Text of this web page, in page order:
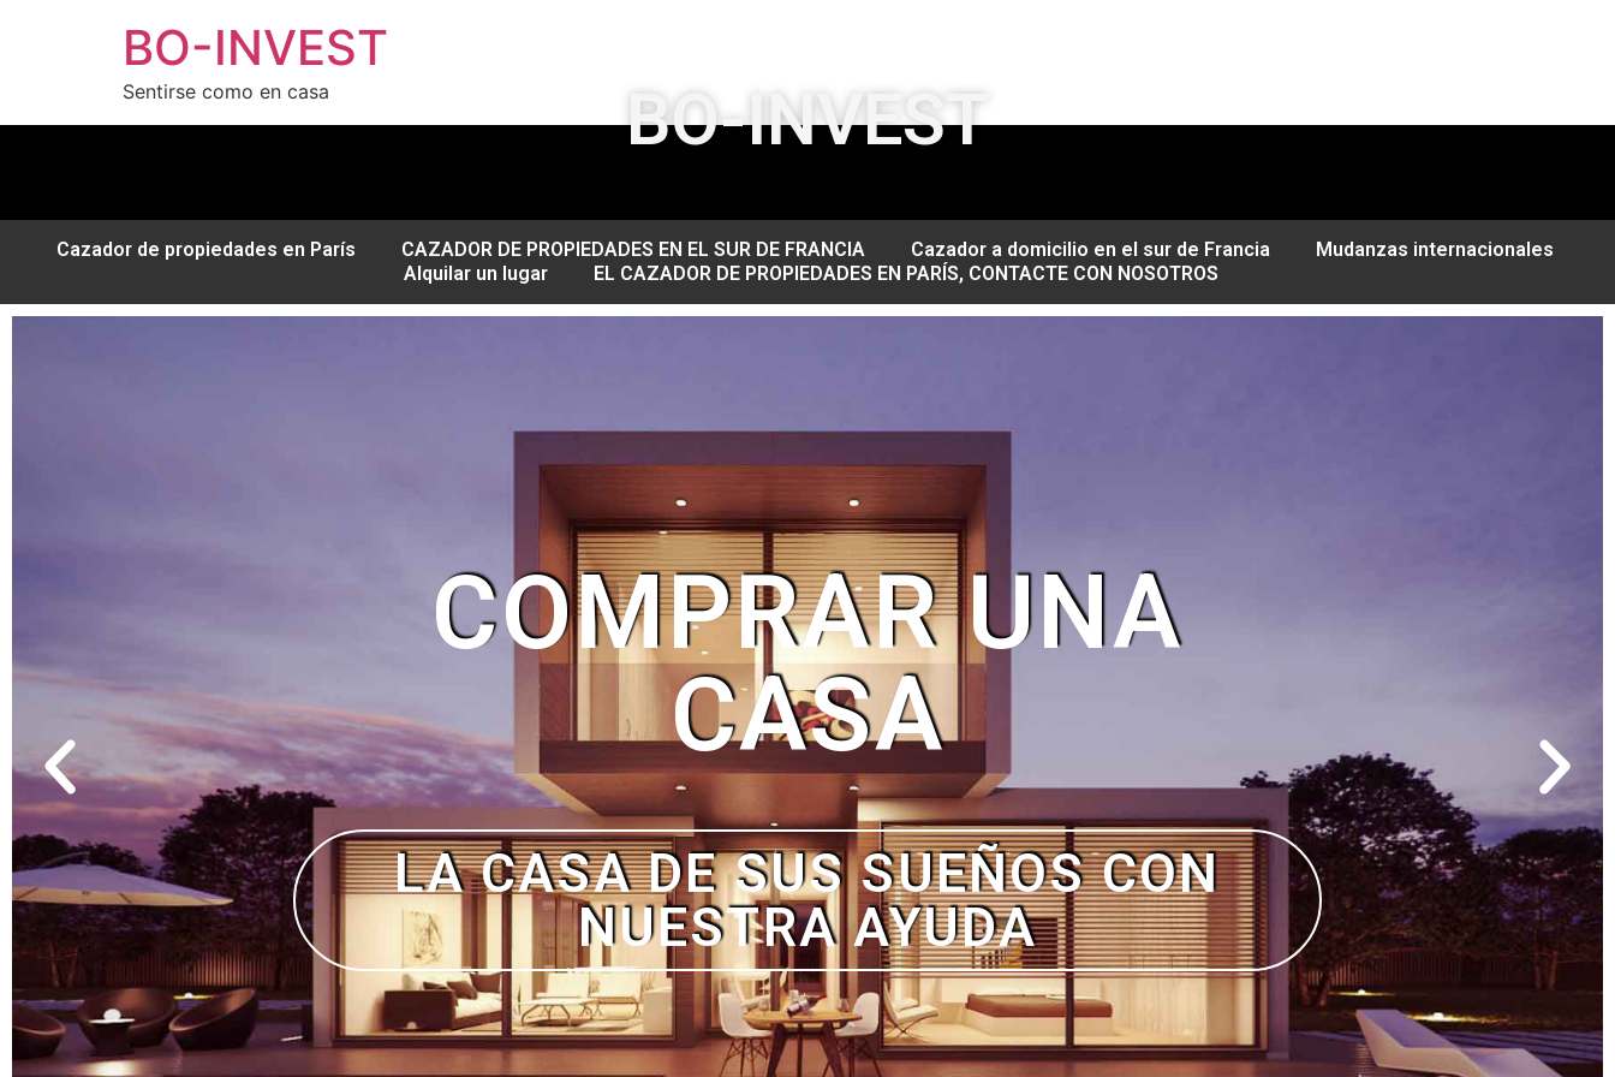
BO-INVEST
Sentirse como en casa BO-INVEST
Cazador de propiedades en París CAZADOR DE PROPIEDADES EN EL SUR DE FRANCIA Cazador a domicilio en el sur de Francia
Mudanzas internacionales
Alquilar un lugar
EL CAZADOR DE PROPIEDADES EN PARÍS, CONTACTE CON NOSOTROS
SIN RIESGO
SIN COSTES DE ASESORAMIENTO
SI NO ENCUENTRA SU SUEÑO